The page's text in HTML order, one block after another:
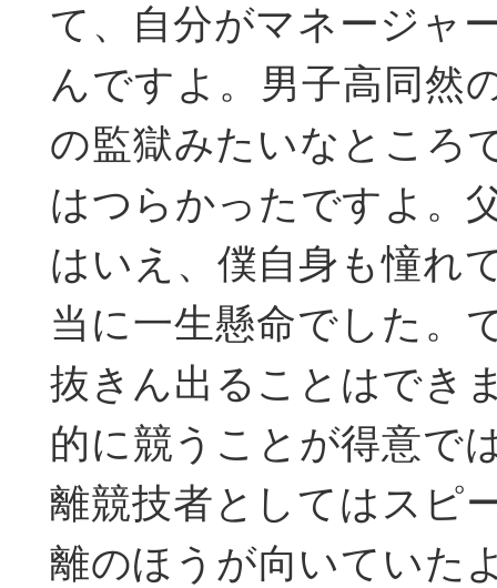
て、自分がマネージャ
んですよ。男子高同然
の監獄みたいなところ
はつらかったですよ。
はいえ、僕自身も憧れ
当に一生懸命でした。
抜きん出ることはでき
的に競うことが得意で
離競技者としてはスピ
離のほうが向いていた